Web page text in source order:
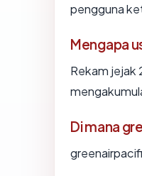
pengguna
Mengapa
Rekam jejak
Di mana